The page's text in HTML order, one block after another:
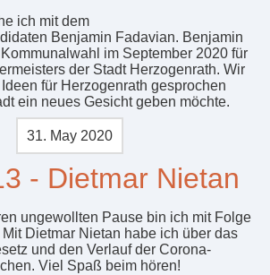
ich mit dem
Benjamin Fadavian. Benjamin
im September 2020 für
der Stadt Herzogenrath. Wir
für Herzogenrath gesprochen
ein neues Gesicht geben möchte.
31. May 2020
- Dietmar Nietan
ungewollten Pause bin ich mit Folge
Dietmar Nietan habe ich über das
und den Verlauf der Corona-
Viel Spaß beim hören!